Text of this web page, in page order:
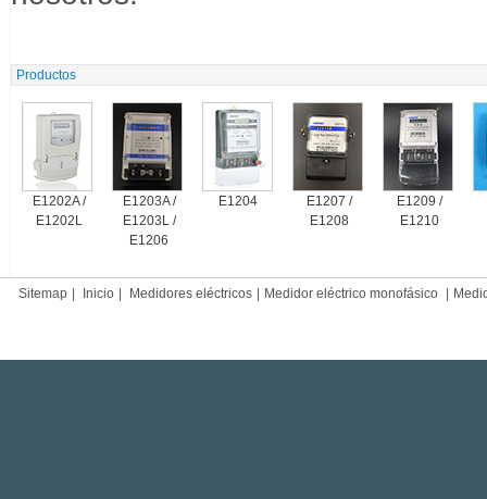
Productos
E1202A /
E1202L
E1203A /
E1203L /
E1206
E1204
E1207 /
E1208
E1209 /
E1210
Sitemap Inicio Medidores eléctricos Medidor eléctrico monofásico